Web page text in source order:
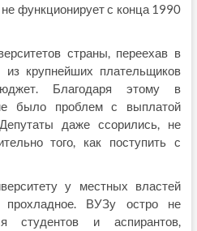
функционирует с конца 1990
страны, переехав в
крупнейших плательщиков
Благодаря этому в
было проблем с выплатой
даже ссорились, не
того, как поступить с
у местных властей
прохладное. ВУЗу остро не
студентов и аспирантов,